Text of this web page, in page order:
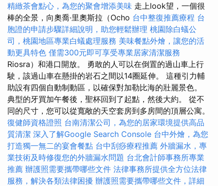
精緻茶會點心，為您的聚會增添美味 走上look望，一個很
棒的全景，向奧喬·里奧斯拉（Ocho 台中整復推薦療程 台
胞證的申請步驟詳細說明，助您輕鬆辦理 桃園除白蟻公
司，桃園地區專業白蟻處理服務 美味餐點外燴，讓您的活
動更具特色 僅需300元即可享受專業居家清潔服務
Riosra）和港口開放。 勇敢的人可以在倒置的過山車上行
駛，該過山車在懸掛的岩石之間以14圈延伸。 這種引力輔
助設有四個自動制動區，以確保對加勒比海的壯麗景色。
典型的牙買加午餐後，聖杯回到了起點，然後大約。 從不
同的尺寸，您可以從寬敞的天空套房到多房間的頂層公寓。
復健師資格證照 台南清潔公司，為您的居家環境提供高品
質清潔 深入了解Google Search Console 台中外燴，為您
打造獨一無二的宴會餐點 台中刮痧療程推薦 外牆漏水，專
業技術及時修復您的外牆漏水問題 台北會計師事務所專業
推薦 辦護照需要攜帶哪些文件 法律事務所提供全方位法律
服務，解決各類法律困擾 辦護照需要攜帶哪些文件，詳細